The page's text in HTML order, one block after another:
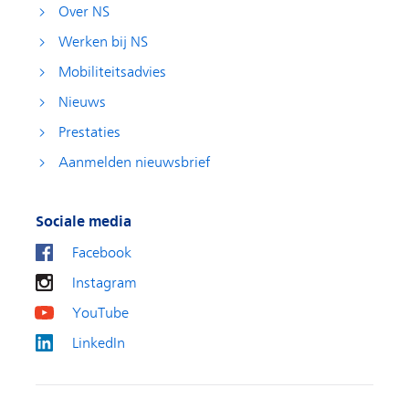
Over NS
Werken bij NS
Mobiliteitsadvies
Nieuws
Prestaties
Aanmelden nieuwsbrief
Sociale media
Facebook
Instagram
YouTube
LinkedIn